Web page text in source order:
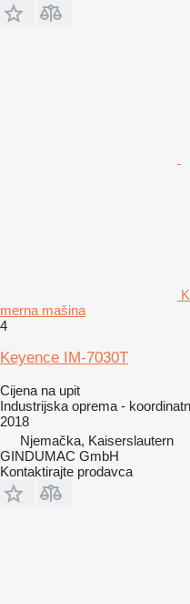
merna mašina
4
Keyence IM-7030T
Cijena na upit
Industrijska oprema -
2018
Njemačka, Kaiserslautern
GINDUMAC GmbH
Kontaktirajte prodavca